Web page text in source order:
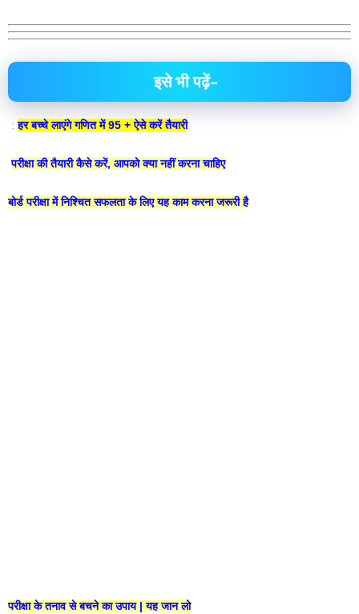
इसे भी पढ़ें–
:हर बच्चे लाएंगे गणित में 95 + ऐसे करें तैयारी
परीक्षा की तैयारी कैसे करें, आपको क्या नहीं करना चाहिए
बोर्ड परीक्षा में निश्चित सफलता के लिए यह काम करना जरूरी है
परीक्षा के तनाव से बचने का उपाय | यह जान लो